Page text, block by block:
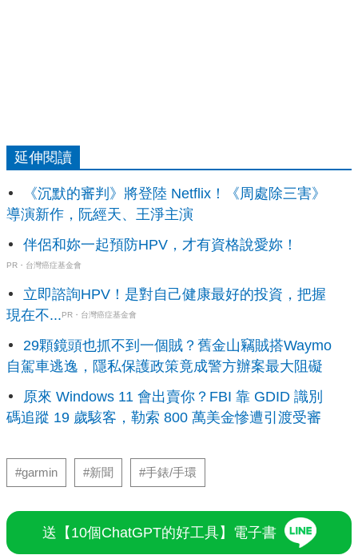
延伸閱讀
《沉默的審判》將登陸 Netflix！《周處除三害》
導演新作，阮經天、王淨主演
伴侶和妳一起預防HPV，才有資格說愛妳！
PR・台灣癌症基金會
立即諮詢HPV！是對自己健康最好的投資，把握
現在不...PR・台灣癌症基金會
29顆鏡頭也抓不到一個賊？舊金山竊賊搭Waymo
自駕車逃逸，隱私保護政策竟成警方辦案最大阻礙
原來 Windows 11 會出賣你？FBI 靠 GDID 識別
碼追蹤 19 歲駭客，勒索 800 萬美金慘遭引渡受審
#garmin #新聞 #手錶/手環
送【10個ChatGPT的好工具】電子書